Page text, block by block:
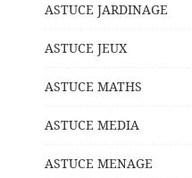
ASTUCE JARDINAGE
ASTUCE JEUX
ASTUCE MATHS
ASTUCE MEDIA
ASTUCE MENAGE